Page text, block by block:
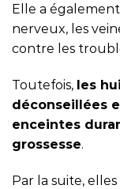
Elle a
nerveux, les
contre les
Toutefois, les
déconseillées
enceintes
grossesse.
Par la suite,